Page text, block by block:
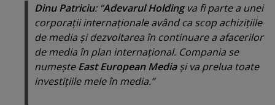
Dinu Patriciu: “Adevarul Holdingva fi parte a unei
corporaţii internaţionale având ca scop achiziţiile
de media şi dezvoltarea în continuare a afacerilor
de media în plan internaţional. Compania se
numeşteEast European Mediaşi va prelua toate
investiţiile mele în media.”